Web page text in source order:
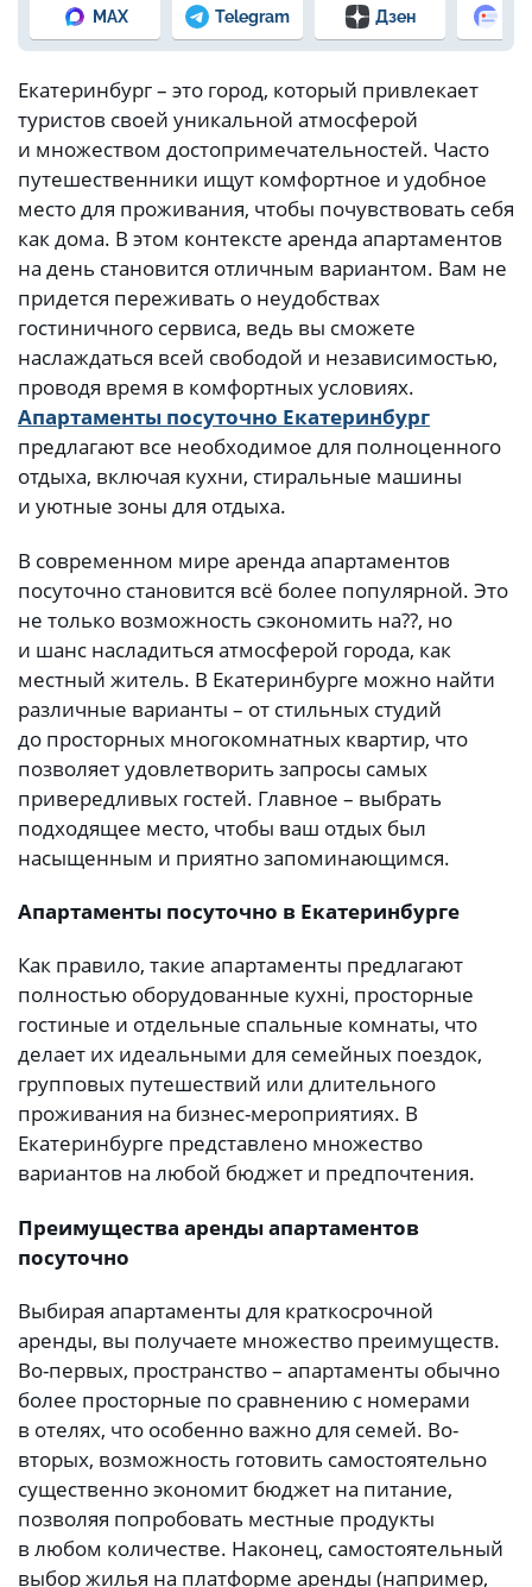
MAX Telegram Дзен
Екатеринбург – это город, который привлекает
туристов своей уникальной атмосферой
и множеством достопримечательностей. Часто
путешественники ищут комфортное и удобное
место для проживания, чтобы почувствовать себя
как дома. В этом контексте аренда апартаментов
на день становится отличным вариантом. Вам не
придется переживать о неудобствах
гостиничного сервиса, ведь вы сможете
наслаждаться всей свободой и независимостью,
проводя время в комфортных условиях.
Апартаменты посуточно Екатеринбург
предлагают все необходимое для полноценного
отдыха, включая кухни, стиральные машины
и уютные зоны для отдыха.
В современном мире аренда апартаментов
посуточно становится всё более популярной. Это
не только возможность сэкономить на??, но
и шанс насладиться атмосферой города, как
местный житель. В Екатеринбурге можно найти
различные варианты – от стильных студий
до просторных многокомнатных квартир, что
позволяет удовлетворить запросы самых
привередливых гостей. Главное – выбрать
подходящее место, чтобы ваш отдых был
насыщенным и приятно запоминающимся.
Апартаменты посуточно в Екатеринбурге
Как правило, такие апартаменты предлагают
полностью оборудованные кухні, просторные
гостиные и отдельные спальные комнаты, что
делает их идеальными для семейных поездок,
групповых путешествий или длительного
проживания на бизнес-мероприятиях. В
Екатеринбурге представлено множество
вариантов на любой бюджет и предпочтения.
Преимущества аренды апартаментов
посуточно
Выбирая апартаменты для краткосрочной
аренды, вы получаете множество преимуществ.
Во-первых, пространство – апартаменты обычно
более просторные по сравнению с номерами
в отелях, что особенно важно для семей. Во-
вторых, возможность готовить самостоятельно
существенно экономит бюджет на питание,
позволяя попробовать местные продукты
в любом количестве. Наконец, самостоятельный
выбор жилья на платформе аренды (например,